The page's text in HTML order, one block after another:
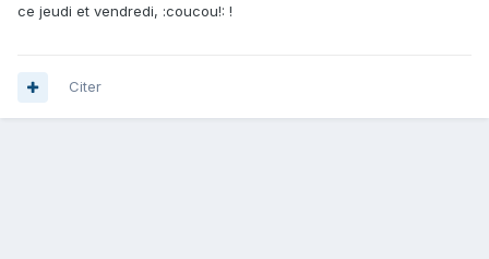
ce jeudi et vendredi, :coucou!: !
Citer